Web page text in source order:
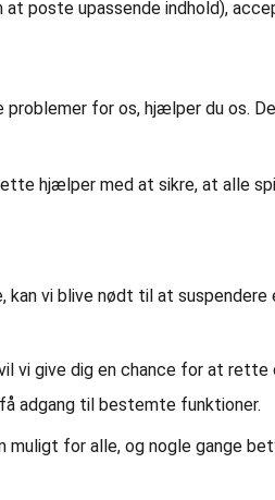
poste upassende indhold),
problemer for os, hjælper du
hjælper med at sikre, at alle
vi blive nødt til at
vi give dig en chance for at
adgang til bestemte funktioner.
for alle, og nogle gange